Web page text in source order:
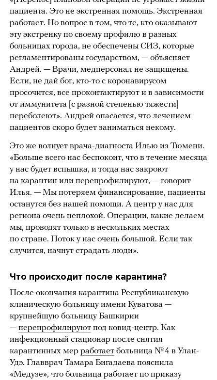
пациента. Это не экстренная помощь. Экстренная
работает. Но вопрос в том, что те, кто оказывают
эту экстренку по своему профилю в разных
больницах города, не обеспечены СИЗ, которые
регламентированы государством, — объясняет
Андрей. — Врачи, медперсонал не защищены.
Если, не дай бог, кто-то с коронавирусом
просочится, все проконтактируют и в зависимости
от иммунитета [с разной степенью тяжести]
переболеют». Андрей опасается, что лечением
пациентов скоро будет заниматься некому.
Это же волнует врача-диагноста Илью из Тюмени.
«Больше всего нас беспокоит, что в течение месяца
у нас будет вспышка, и тогда нас закроют
на карантин или перепрофилируют, — говорит
Илья. — Мы потеряем финансирование, пациенты
останутся без нашей помощи. А центр у нас для
региона очень неплохой. Операции, какие делаем
мы, проводят только в нескольких местах
по стране. Поток у нас очень большой. Если так
случится, начнут страдать люди».
Что происходит после карантина?
После окончания карантина Республиканскую
клиническую больницу имени Куватова —
крупнейшую больницу Башкирии
— перепрофилируют под ковид-центр. Как
инфекционный стационар после снятия
карантинных мер работает больница № 4 в Улан-
Удэ. Главврач Тамара Бигадаева пояснила
«Медузе», что больница работает по приказу